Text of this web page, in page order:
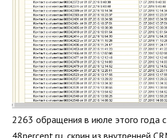
2263 обращения в июле этого года